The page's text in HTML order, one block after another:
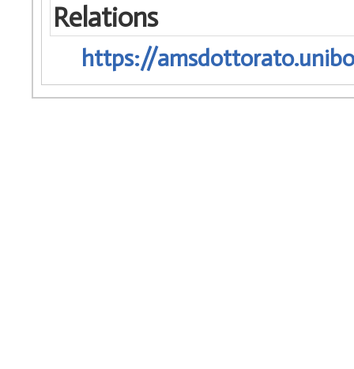
Relations
https://